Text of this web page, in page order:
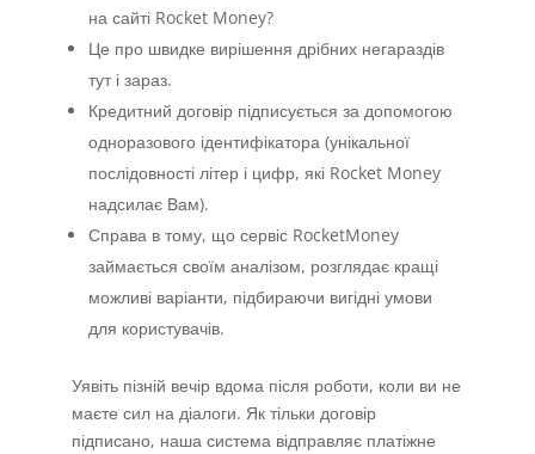
на сайті Rocket Money?
Це про швидке вирішення дрібних негараздів
тут і зараз.
Кредитний договір підписується за допомогою
одноразового ідентифікатора (унікальної
послідовності літер і цифр, які Rocket Money
надсилає Вам).
Справа в тому, що сервіс RocketMoney
займається своїм аналізом, розглядає кращі
можливі варіанти, підбираючи вигідні умови
для користувачів.
Уявіть пізній вечір вдома після роботи, коли ви не
маєте сил на діалоги. Як тільки договір
підписано, наша система відправляє платіжне